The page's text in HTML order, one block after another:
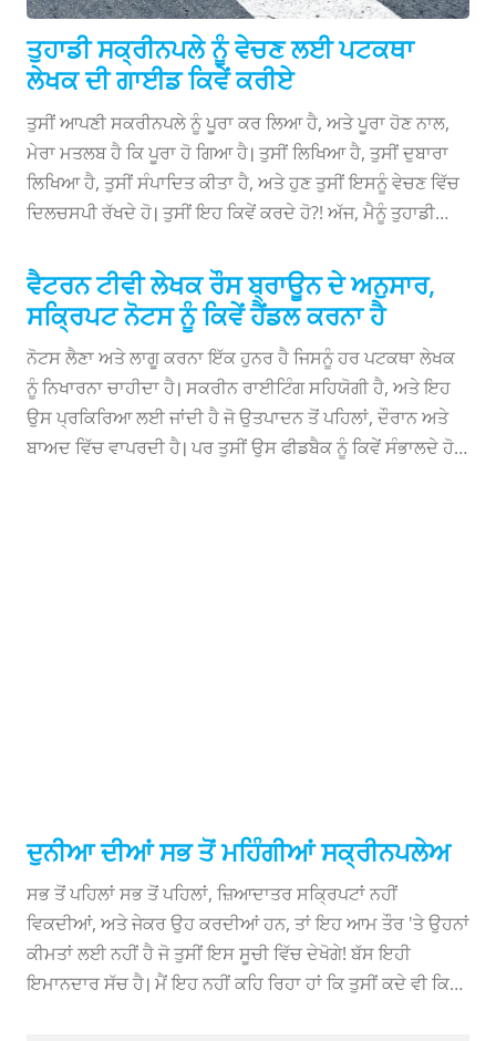
ਤੁਹਾਡੀ ਸਕ੍ਰੀਨਪਲੇ ਨੂੰ ਵੇਚਣ ਲਈ ਪਟਕਥਾ
ਲੇਖਕ ਦੀ ਗਾਈਡ ਕਿਵੇਂ ਕਰੀਏ
ਤੁਸੀਂ ਆਪਣੀ ਸਕਰੀਨਪਲੇ ਨੂੰ ਪੂਰਾ ਕਰ ਲਿਆ ਹੈ, ਅਤੇ ਪੂਰਾ ਹੋਣ ਨਾਲ,
ਮੇਰਾ ਮਤਲਬ ਹੈ ਕਿ ਪੂਰਾ ਹੋ ਗਿਆ ਹੈ। ਤੁਸੀਂ ਲਿਖਿਆ ਹੈ, ਤੁਸੀਂ ਦੁਬਾਰਾ
ਲਿਖਿਆ ਹੈ, ਤੁਸੀਂ ਸੰਪਾਦਿਤ ਕੀਤਾ ਹੈ, ਅਤੇ ਹੁਣ ਤੁਸੀਂ ਇਸਨੂੰ ਵੇਚਣ ਵਿੱਚ
ਦਿਲਚਸਪੀ ਰੱਖਦੇ ਹੋ। ਤੁਸੀਂ ਇਹ ਕਿਵੇਂ ਕਰਦੇ ਹੋ?! ਅੱਜ, ਮੈਨੂੰ ਤੁਹਾਡੀ
ਏਜੰਟ ਲਵੋ: ਪ੍ਰਬੰਧਕ ਇੱਕ ਲੇਖਕ ਨੂੰ ਵਿਕਸਿਤ ਕਰਨ ਵਿੱਚ ਮਦਦ ਕਰਦੇ
ਹਨ। ਉਹ ਫੀਡਬੈਕ ਪ੍ਰਦਾਨ ਕਰਦੇ ਹਨ ਜੋ ਤੁਹਾਡੀਆਂ ਸਕ੍ਰਿਪਟਾਂ ਨੂੰ
ਮਜ਼ਬੂਤ ​​ਕਰਨਗੇ, ਤੁਹਾਡਾ ਨੈਟਵਰਕ ਬਣਾਉਣ ਵਿੱਚ ਤੁਹਾਡੀ ਮਦਦ
ਕਰਨਗੇ, ਅਤੇ ਦੂਜੇ ਉਦਯੋਗ ਪੇਸ਼ੇਵਰਾਂ ਦੇ ਨਾਲ ਤੁਹਾਡੇ ਨਾਮ ਨੂੰ ਸਿਖਰ 'ਤੇ
ਰੱਖਣਗੇ। ਪ੍ਰਬੰਧਕ ਇੱਕ ਏਜੰਟ ਲੱਭਣ ਵਿੱਚ ਤੁਹਾਡੀ ਮਦਦ ਵੀ ਕਰ ਸਕਦੇ
ਹਨ ਜੋ ਉਹਨਾਂ ਦਾ ਮੰਨਣਾ ਹੈ ਕਿ ਤੁਹਾਡੀ ਸਕ੍ਰੀਨਪਲੇ ਨੂੰ ਵੇਚਣ ਦੇ ਯੋਗ
ਹੋਵੇਗਾ। ਏਜੰਟ ਉਹਨਾਂ ਲੇਖਕਾਂ ਵਿੱਚ ਦਿਲਚਸਪੀ ਰੱਖਦੇ ਹਨ ਜਿਨ੍ਹਾਂ ਦੀਆਂ
ਵੈਟਰਨ ਟੀਵੀ ਲੇਖਕ ਰੌਸ ਬ੍ਰਾਊਨ ਦੇ ਅਨੁਸਾਰ,
ਸਕ੍ਰਿਪਟ ਨੋਟਸ ਨੂੰ ਕਿਵੇਂ ਹੈਂਡਲ ਕਰਨਾ ਹੈ
ਨੋਟਸ ਲੈਣਾ ਅਤੇ ਲਾਗੂ ਕਰਨਾ ਇੱਕ ਹੁਨਰ ਹੈ ਜਿਸਨੂੰ ਹਰ ਪਟਕਥਾ ਲੇਖਕ
ਨੂੰ ਨਿਖਾਰਨਾ ਚਾਹੀਦਾ ਹੈ। ਸਕਰੀਨ ਰਾਈਟਿੰਗ ਸਹਿਯੋਗੀ ਹੈ, ਅਤੇ ਇਹ
ਉਸ ਪ੍ਰਕਿਰਿਆ ਲਈ ਜਾਂਦੀ ਹੈ ਜੋ ਉਤਪਾਦਨ ਤੋਂ ਪਹਿਲਾਂ, ਦੌਰਾਨ ਅਤੇ
ਬਾਅਦ ਵਿੱਚ ਵਾਪਰਦੀ ਹੈ। ਪਰ ਤੁਸੀਂ ਉਸ ਫੀਡਬੈਕ ਨੂੰ ਕਿਵੇਂ ਸੰਭਾਲਦੇ ਹੋ
ਦੁਨੀਆ ਦੀਆਂ ਸਭ ਤੋਂ ਮਹਿੰਗੀਆਂ ਸਕ੍ਰੀਨਪਲੇਅ
ਸਭ ਤੋਂ ਪਹਿਲਾਂ ਸਭ ਤੋਂ ਪਹਿਲਾਂ, ਜ਼ਿਆਦਾਤਰ ਸਕ੍ਰਿਪਟਾਂ ਨਹੀਂ
ਵਿਕਦੀਆਂ, ਅਤੇ ਜੇਕਰ ਉਹ ਕਰਦੀਆਂ ਹਨ, ਤਾਂ ਇਹ ਆਮ ਤੌਰ 'ਤੇ ਉਹਨਾਂ
ਕੀਮਤਾਂ ਲਈ ਨਹੀਂ ਹੈ ਜੋ ਤੁਸੀਂ ਇਸ ਸੂਚੀ ਵਿੱਚ ਦੇਖੋਗੇ! ਬੱਸ ਇਹੀ
ਇਮਾਨਦਾਰ ਸੱਚ ਹੈ। ਮੈਂ ਇਹ ਨਹੀਂ ਕਹਿ ਰਿਹਾ ਹਾਂ ਕਿ ਤੁਸੀਂ ਕਦੇ ਵੀ ਕਿਸੇ